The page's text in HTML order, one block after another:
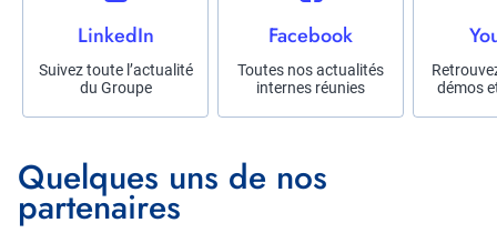
LinkedIn
Description
Suivez toute l’actualité
du Groupe
Facebook
Description
Toutes nos actualités
internes réunies
démos
Titre
Quelques uns de nos
partenaires